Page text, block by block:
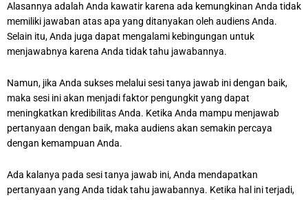
Alasannya adalah Anda kawatir karena ada kemungkinan Anda tidak
memiliki jawaban atas apa yang ditanyakan oleh audiens Anda.
Selain itu, Anda juga dapat mengalami kebingungan untuk
menjawabnya karena Anda tidak tahu jawabannya.
Namun, jika Anda sukses melalui sesi tanya jawab ini dengan baik,
maka sesi ini akan menjadi faktor pengungkit yang dapat
meningkatkan kredibilitas Anda. Ketika Anda mampu menjawab
pertanyaan dengan baik, maka audiens akan semakin percaya
dengan kemampuan Anda.
Ada kalanya pada sesi tanya jawab ini, Anda mendapatkan
pertanyaan yang Anda tidak tahu jawabannya. Ketika hal ini terjadi,